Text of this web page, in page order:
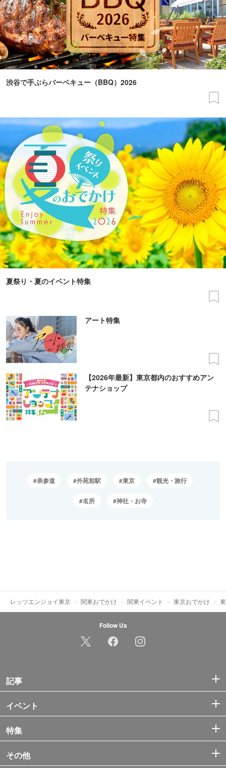
渋谷で手ぶらバーベキュー（BBQ）2026
夏祭り・夏のイベント特集
アート特集
【2026年最新】東京都内のおすすめアン
テナショップ
表参道 外苑前駅 東京 観光・旅行
名所 神社・お寺
レッツエンジョイ東京 関東おでかけ 関東イベント 東京おでかけ
Follow Us
記事
イベント
特集
その他